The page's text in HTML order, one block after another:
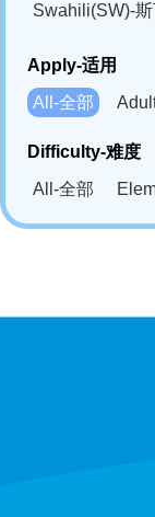
Swahili(SW)-
Apply-适用
All-全部
Difficulty-难度
All-全部